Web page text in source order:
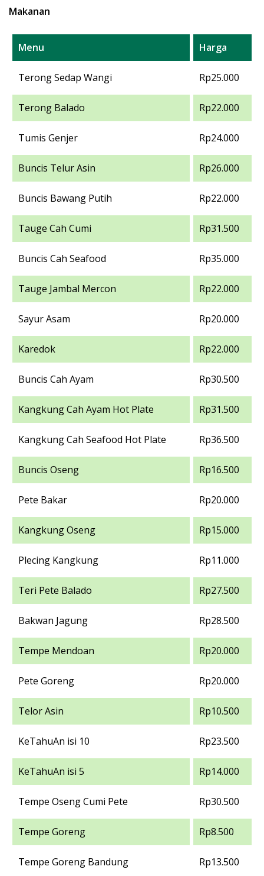
Makanan
Menu Harga
Terong Sedap Wangi Rp25.000
Terong Balado Rp22.000
Tumis Genjer Rp24.000
Buncis Telur Asin Rp26.000
Buncis Bawang Putih Rp22.000
Tauge Cah Cumi Rp31.500
Buncis Cah Seafood Rp35.000
Tauge Jambal Mercon Rp22.000
Sayur Asam Rp20.000
Karedok Rp22.000
Buncis Cah Ayam Rp30.500
Kangkung Cah Ayam Hot Plate Rp31.500
Kangkung Cah Seafood Hot Plate Rp36.500
Buncis Oseng Rp16.500
Pete Bakar Rp20.000
Kangkung Oseng Rp15.000
Plecing Kangkung Rp11.000
Teri Pete Balado Rp27.500
Bakwan Jagung Rp28.500
Tempe Mendoan Rp20.000
Pete Goreng Rp20.000
Telor Asin Rp10.500
KeTahuAn isi 10 Rp23.500
KeTahuAn isi 5 Rp14.000
Tempe Oseng Cumi Pete Rp30.500
Tempe Goreng Rp8.500
Tempe Goreng Bandung Rp13.500